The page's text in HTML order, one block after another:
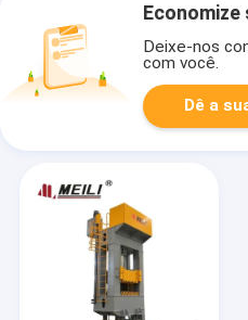
Economize
Deixe-nos
com você.
Dê a